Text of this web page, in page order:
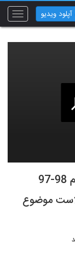
Toggle
آپلود ویدیو
موضوعات طرح جابر برای کلاس پنجم 98-97
موضوع